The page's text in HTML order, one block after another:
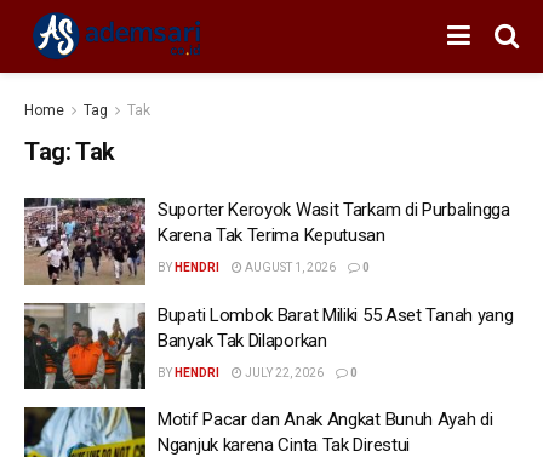
Home Tag Tak
Tag:Tak
Suporter Keroyok Wasit Tarkam di Purbalingga
Karena Tak Terima Keputusan
BY HENDRI AUGUST 1, 2026 0
Bupati Lombok Barat Miliki 55 Aset Tanah yang
Banyak Tak Dilaporkan
BY HENDRI JULY 22, 2026 0
Motif Pacar dan Anak Angkat Bunuh Ayah di
Nganjuk karena Cinta Tak Direstui